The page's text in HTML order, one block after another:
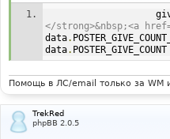
</strong>&nbsp;<a
data.
data.
Помощь в ЛС/email только за WM
TrekRed
phpBB 2.0.5